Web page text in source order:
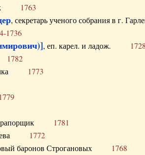
1763
, секретарь ученого собрания в г.
1736
, еп. карел. и ладож. 1728
1782
1773
1779
1781
1772
баронов Строгановых 1768